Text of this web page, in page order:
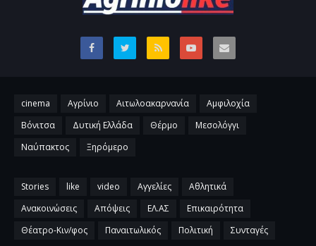
cinema Αγρίνιο Αιτωλοακαρνανία
Αμφιλοχία
Βόνιτσα
Δυτική Ελλάδα Θέρμο
Μεσολόγγι
Ναύπακτος
Ξηρόμερο
Stories like video Αγγελίες
Αθλητικά
Ανακοινώσεις
Απόψεις ΕΛ.ΑΣ
Επικαιρότητα
Θέατρο-Κιν/φος
Παναιτωλικός Πολιτική Συνταγές